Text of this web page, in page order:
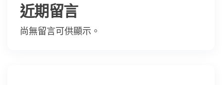
近期留言
尚無留言可供顯示。